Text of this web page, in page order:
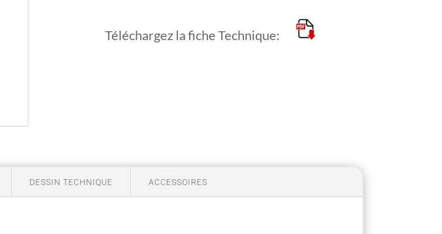
Téléchargez la fiche Technique:
DESSIN TECHNIQUE ACCESSOIRES